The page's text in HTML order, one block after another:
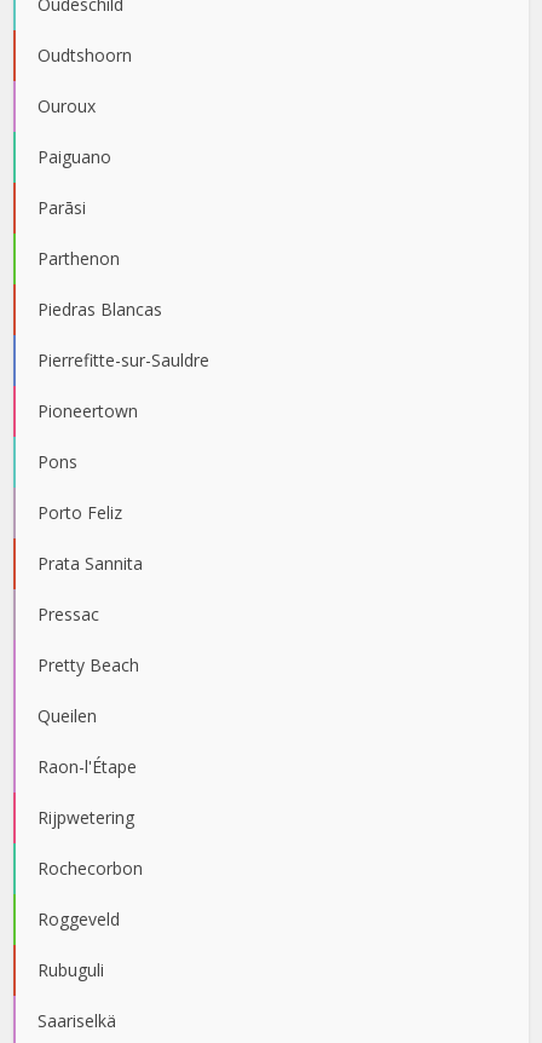
Oudtshoorn
Ouroux
Paiguano
Parāsi
Parthenon
Piedras Blancas
Pierrefitte-sur-Sauldre
Pioneertown
Pons
Porto Feliz
Prata Sannita
Pressac
Pretty Beach
Queilen
Raon-l'Étape
Rijpwetering
Rochecorbon
Roggeveld
Rubuguli
Saariselkä